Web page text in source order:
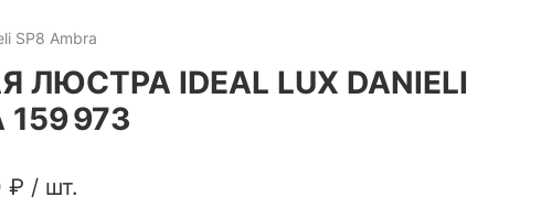
SP8 Ambra
IDEAL LUX DANIELI
159 973
₽ / шт.